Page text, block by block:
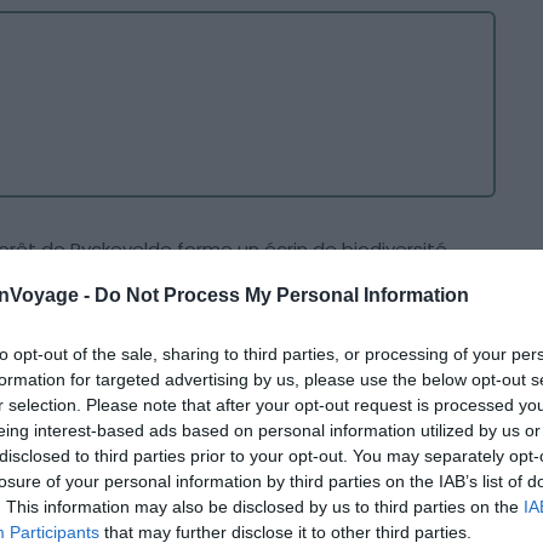
- Do Not Process My Personal Information
opt-out of the sale, sharing to third parties, or processing of your
for targeted advertising by us, please use the below opt-out
selection. Please note that after your opt-out request is processed
interest-based ads based on personal information utilized by us
to third parties prior to your opt-out. You may separately
of your personal information by third parties on the IAB’s list of
This information may also be disclosed by us to third parties on the
Participants that may further disclose it to other third parties.
de Ryckevelde forme un écrin de biodiversité.
elle capture l’essence même de la
on s’immerge dans un paysage forestier où la
à pied ? Ne manquez pas cette randonnée de 7,7
Elle vous conduit au cœur d’une forêt typiquement
des ruisseaux. Le chemin est facile d’approche. En
comme des écureuils et observer de